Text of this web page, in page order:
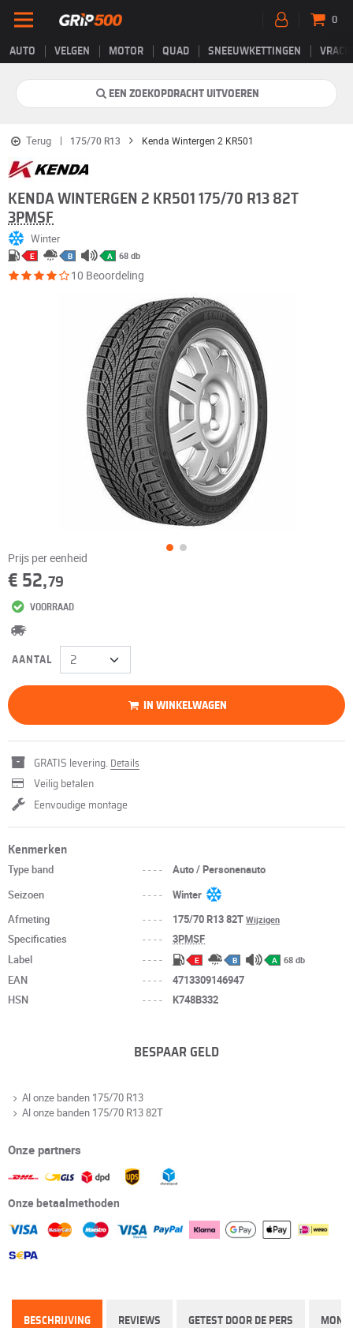
AUTO VELGEN MOTOR QUAD SNEEUWKETTINGEN
0
EEN ZOEKOPDRACHT UITVOEREN
Terug 175/70 R13 Kenda Wintergen 2 KR501
KENDA WINTERGEN 2 KR501 175/70 R13 82T
3PMSF
Winter
E B A 68 db
10 Beoordeling
Prijs per eenheid
€ 52,79
VOORRAAD
AANTAL
IN WINKELWAGEN
GRATIS levering. Details
Veilig betalen
Eenvoudige montage
Kenmerken
Type band ----
Auto / Personenauto
Seizoen
----
Winter
Afmeting
---- 175/70 R13 82TWijzigen
Specificaties ----
3PMSF
Label
---- E B A 68 db
EAN ----
4713309146947
HSN
---- K748B332
BESPAAR GELD
Al onze banden 175/70 R13
Al onze banden 175/70 R13 82T
Onze partners
Onze betaalmethoden
BESCHRIJVING REVIEWS GETEST DOOR DE PERS